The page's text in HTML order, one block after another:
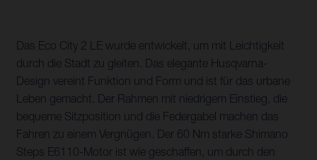
Das Eco City 2 LE wurde entwickelt, um mit Leichtigkeit
durch die Stadt zu gleiten. Das elegante Husqvarna-
Design vereint Funktion und Form und ist für das urbane
Leben gemacht. Der Rahmen mit niedrigem Einstieg, die
bequeme Sitzposition und die Federgabel machen das
Fahren zu einem Vergnügen. Der 60 Nm starke Shimano
Steps E6110-Motor ist wie geschaffen, um durch den